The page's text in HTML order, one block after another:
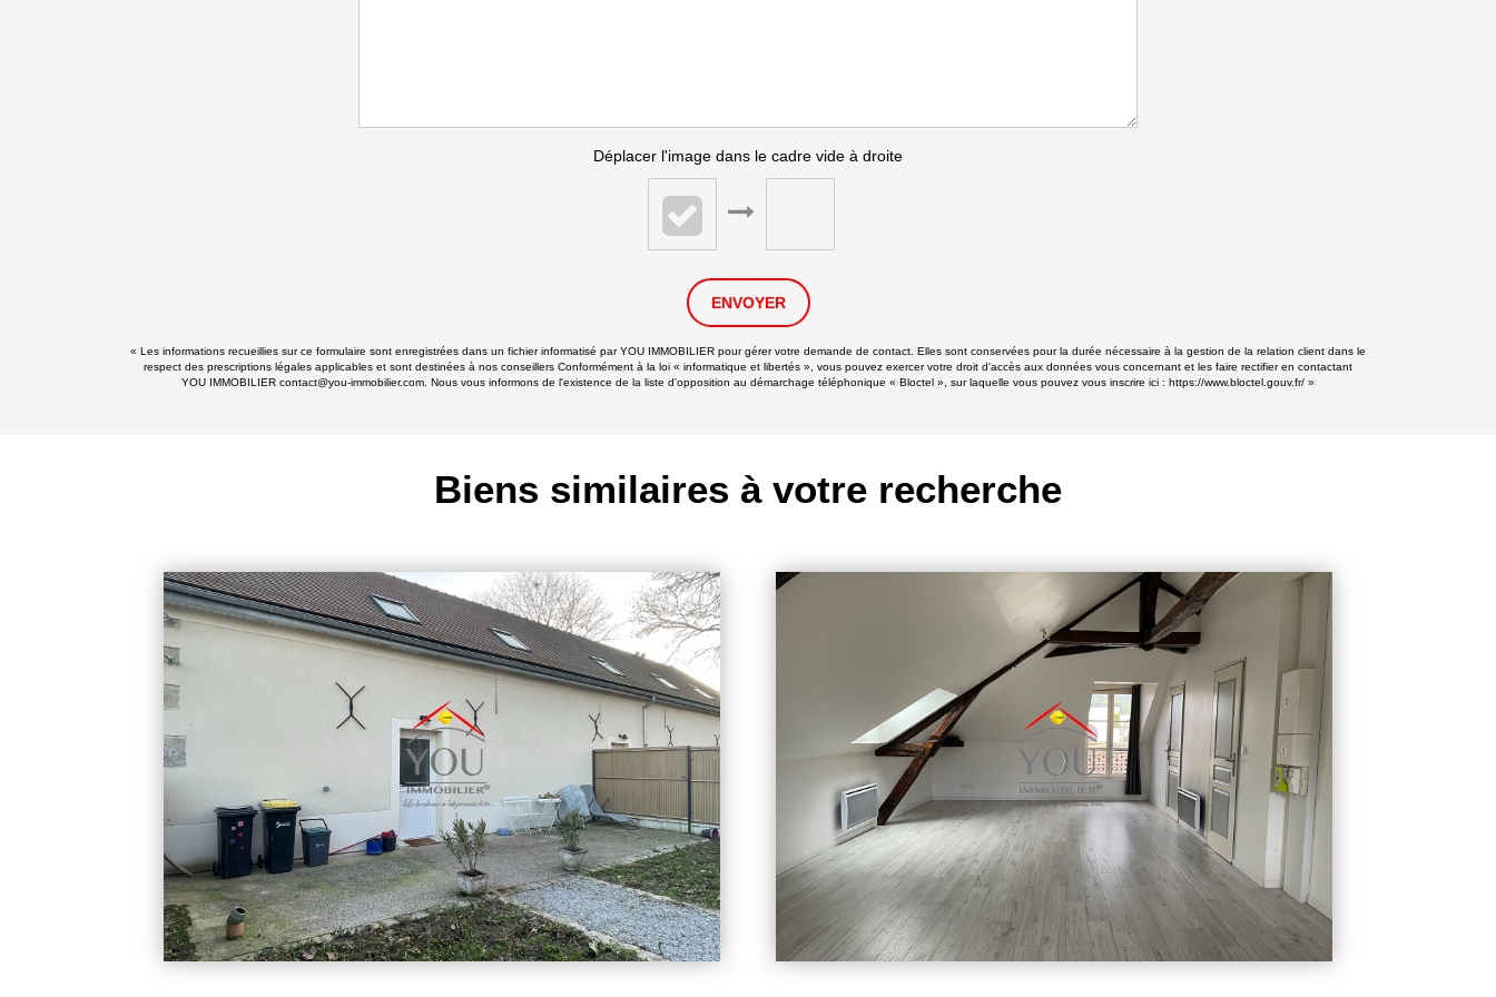
Déplacer l'image dans le cadre vide à droite
ENVOYER
« Les informations recueillies sur ce formulaire sont enregistrées dans un fichier informatisé par YOU IMMOBILIER pour gérer votre demande de contact. Elles sont conservées pour la durée nécessaire à la gestion de la relation client dans le
respect des prescriptions légales applicables et sont destinées à nos conseillers Conformément à la loi « informatique et libertés », vous pouvez exercer votre droit d'accès aux données vous concernant et les faire rectifier en contactant
YOU IMMOBILIER contact@you-immobilier.com. Nous vous informons de l'existence de la liste d'opposition au démarchage téléphonique « Bloctel », sur laquelle vous pouvez vous inscrire ici : https://www.bloctel.gouv.fr/ »
Biens similaires à votre recherche